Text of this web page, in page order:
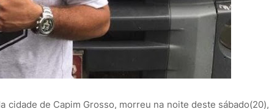
cidade de Capim Grosso, morreu na noite deste sábado(20),